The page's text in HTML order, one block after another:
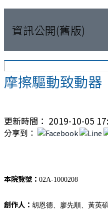
資訊公開(舊版)
摩擦驅動致動器
更新時間： 2019-10-05
分享到：
本院覽號： 02A-1000208
創作人： 胡恩德、廖先順、黃英